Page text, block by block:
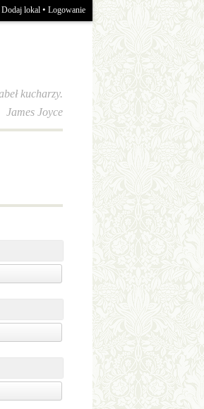
Dodaj lokal • Logowanie
kucharzy.
James Joyce